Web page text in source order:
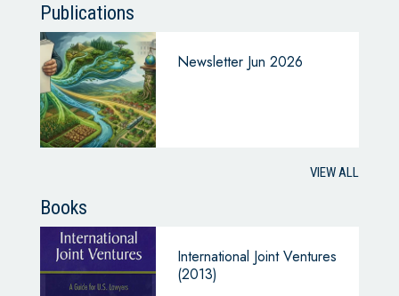
Publications
Newsletter Jun 2026
VIEW ALL
Books
International Joint Ventures
(2013)